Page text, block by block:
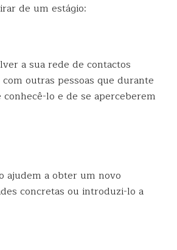
de um estágio:
a sua rede de contactos
outras pessoas que durante
lo e de se aperceberem
ajudem a obter um novo
concretas ou introduzi-lo a